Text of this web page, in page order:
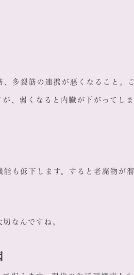
多裂筋の連携が悪くなること。
、弱くなると内臓が下がってし
も低下します。すると老廃物が
なんですね。